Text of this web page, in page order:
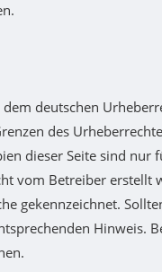
deutschen
des
dieser Seite sind nur
vom Betreiber erstellt
gekennzeichnet.
Hinweis.